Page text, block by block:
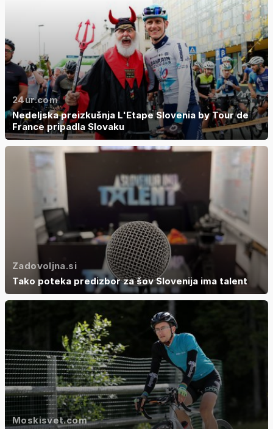
24ur.com
Nedeljska preizkušnja L'Etape Slovenia by Tour de
France pripadla Slovaku
Zadovoljna.si
Tako poteka predizbor za šov Slovenija ima talent
Moskisvet.com